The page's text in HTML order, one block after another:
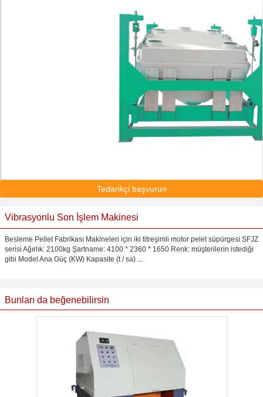
Tedarikçi başvurun
Vibrasyonlu Son İşlem Makinesi
Besleme Pellet Fabrikası Makineleri için iki titreşimli motor pelet süpürgesi SFJZ
serisi Ağırlık: 2100kg Şartname: 4100 * 2360 * 1650 Renk: müşterilerin istediği
gibi Model Ana Güç (KW) Kapasite (t / sa) ...
Bunları da beğenebilirsin